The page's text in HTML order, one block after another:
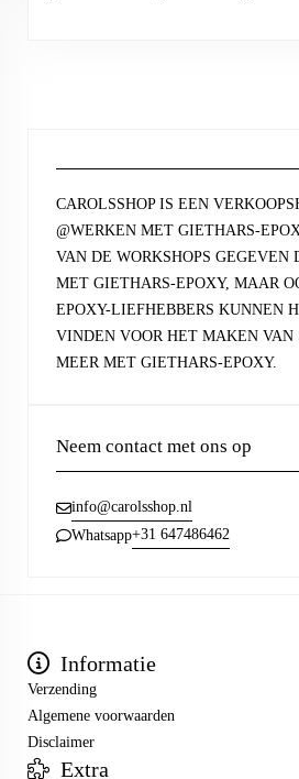
CAROLSSHOP IS EEN
@WERKEN MET GIETHARS-
VAN DE WORKSHOPS GEGEVEN
MET GIETHARS-EPOXY, MAAR
EPOXY-LIEFHEBBERS KUNNEN
VINDEN VOOR HET MAKEN VAN
MEER MET GIETHARS-EPOXY.
Neem contact met ons op
info@carolsshop.nl
Whatsapp+31 647486462
Informatie
Verzending
Algemene voorwaarden
Disclaimer
Extra